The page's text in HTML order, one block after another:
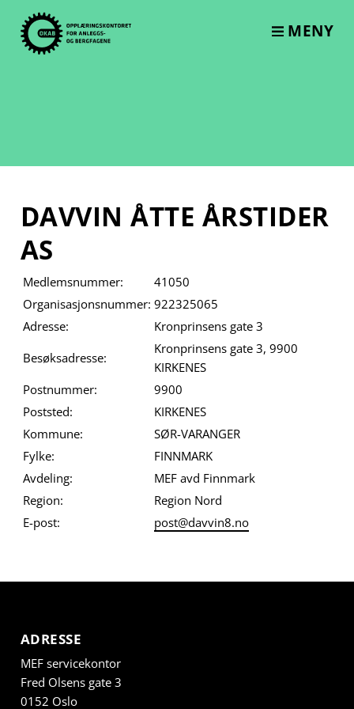
content
MENY
DAVVIN ÅTTE ÅRSTIDER
AS
Medlemsnummer:
41050
Organisasjonsnummer: 922325065
Adresse:
Kronprinsens gate 3
Besøksadresse:
Kronprinsens gate 3, 9900
KIRKENES
Postnummer:
9900
Poststed:
KIRKENES
Kommune:
SØR-VARANGER
Fylke:
FINNMARK
Avdeling:
MEF avd Finnmark
Region:
Region Nord
E-post:
post@davvin8.no
ADRESSE
MEF servicekontor
Fred Olsens gate 3
0152 Oslo